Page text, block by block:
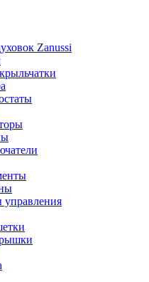
Zanussi